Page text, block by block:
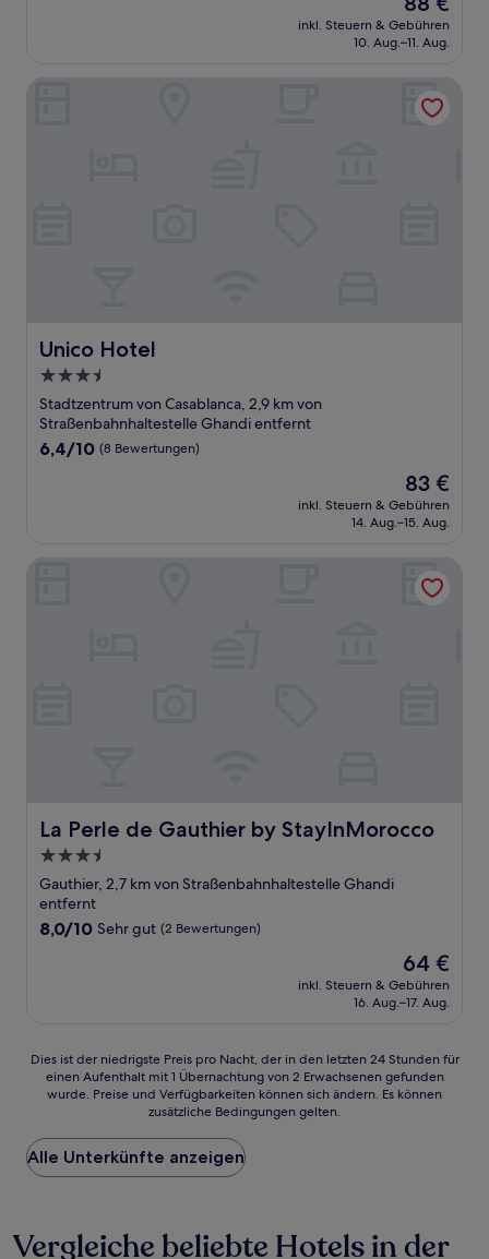
Preis
beträgt
inkl. Steuern & Gebühren
10. Aug.–11. Aug.
Unico Hotel
Unico Hotel
3.5-
Sterne-
Unterkunft
Stadtzentrum von Casablanca, 2,9 km von
Straßenbahnhaltestelle Ghandi entfernt
6.4
6,4/10 (8 Bewertungen)
Der
Preis
beträgt
83 €
inkl. Steuern & Gebühren
14. Aug.–15. Aug.
La Perle de Gauthier by StayInMorocco
La Perle de Gauthier by StayInMorocco
3.5-
Sterne-
Unterkunft
Gauthier, 2,7 km von Straßenbahnhaltestelle Ghandi
entfernt
8.0
8,0/10 Sehr gut (2 Bewertungen)
Der
Preis
beträgt
64 €
inkl. Steuern & Gebühren
16. Aug.–17. Aug.
Dies
der
Preis
pro
Nacht,
den
Dies ist der niedrigste Preis pro Nacht, der in den letzten 24 Stunden für
einen Aufenthalt mit 1 Übernachtung von 2 Erwachsenen gefunden
wurde. Preise und Verfügbarkeiten können sich ändern. Es können
zusätzliche Bedingungen gelten.
Alle Unterkünfte anzeigen
Vergleiche beliebte Hotels in der